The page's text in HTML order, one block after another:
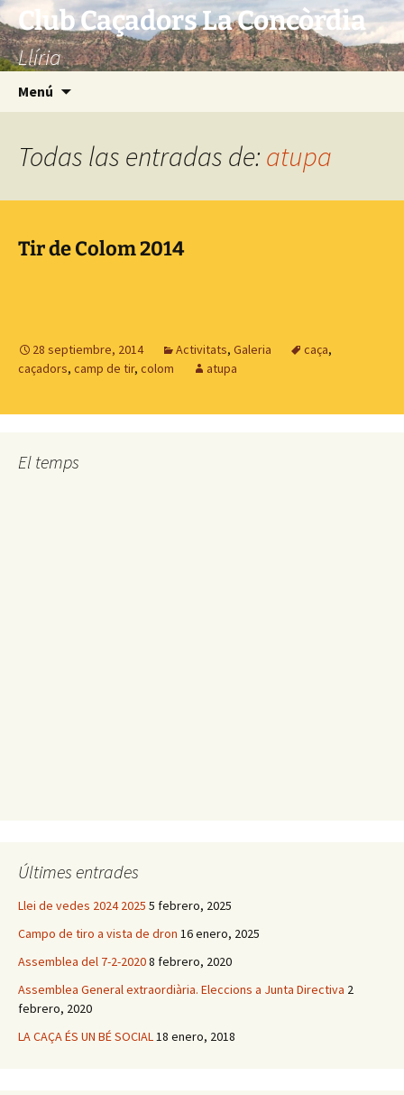
Saltar
al
contenido
Club Caçadors La Concòrdia
Llíria
Menú
Todas las entradas de: atupa
Tir de Colom 2014
28 septiembre, 2014 Activitats, Galeria caça,
caçadors, camp de tir, colom atupa
El temps
Últimes entrades
Llei de vedes 2024 2025 5 febrero, 2025
Campo de tiro a vista de dron 16 enero, 2025
Assemblea del 7-2-20208 febrero, 2020
Assemblea General extraordiària. Eleccions a Junta Directiva 2
febrero, 2020
LA CAÇA ÉS UN BÉ SOCIAL18 enero, 2018